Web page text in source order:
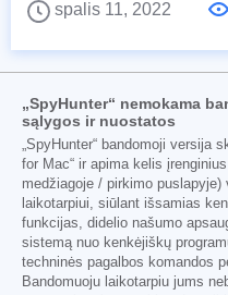
spalis 11, 2022
„SpyHunter“ nemokama
sąlygos ir nuostatos
„SpyHunter“ bandomoji versija
for Mac“ ir apima kelis
medžiagoje / pirkimo puslapyje)
laikotarpiui, siūlant išsamias
funkcijas, didelio našumo
sistemą nuo kenkėjiškų
techninės pagalbos komandos
Bandomuoju laikotarpiu jums